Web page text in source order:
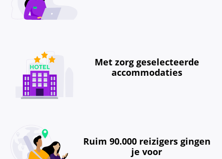
Met zorg geselecteerde
accommodaties
Ruim 90.000 reizigers gingen
je voor